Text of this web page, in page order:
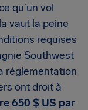
qu’un vol
vaut la peine
requises
Southwest
réglementation
ont droit à
650 $ US par